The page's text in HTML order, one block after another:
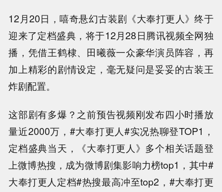
12月20日，嘻奇悬幻古装剧《大奉打更人》终于
迎来了定档盛典，将于12月28日腾讯视频全网独
播，凭借王鹤棣、田曦薇一众豪华演员阵容，再
加上精彩的剧情设定，毫无疑问是妥妥的古装王
炸剧配置。
这部剧有多爆？之前预告视频刚发布四小时播放
量近2000万，#大奉打更人#实况热聊登TOP1，
定档盛典当天，《大奉打更人》多个相关话题登
上微博热搜，成为微博剧集影响力榜top1，其中#
大奉打更人定档#热搜最高冲至top2，#大奉打更